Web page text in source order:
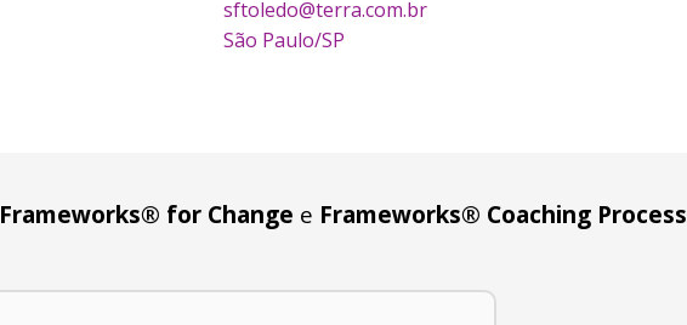
sftoledo@terra.com.br
São Paulo/SP
Frameworks® for Change e Frameworks® Coaching Process